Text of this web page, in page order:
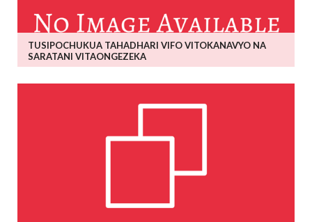
TUSIPOCHUKUA TAHADHARI VIFO VITOKANAVYO NA
SARATANI VITAONGEZEKA